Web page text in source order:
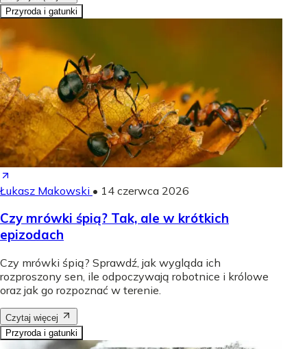
Przyroda i gatunki
Łukasz Makowski • 14 czerwca 2026
Czy mrówki śpią? Tak, ale w krótkich
epizodach
Czy mrówki śpią? Sprawdź, jak wygląda ich
rozproszony sen, ile odpoczywają robotnice i królowe
oraz jak go rozpoznać w terenie.
Czytaj więcej
Przyroda i gatunki